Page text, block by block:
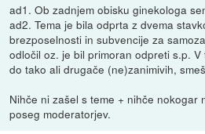
ad1. Ob zadnjem obisku ginekologa
ad2. Tema je bila odprta z dvema
brezposelnosti in subvencije za
odločil oz. je bil primoran odpreti s.p.
do tako ali drugače (ne)zanimivih,
Nihče ni zašel s teme + nihče nokogar
poseg moderatorjev.